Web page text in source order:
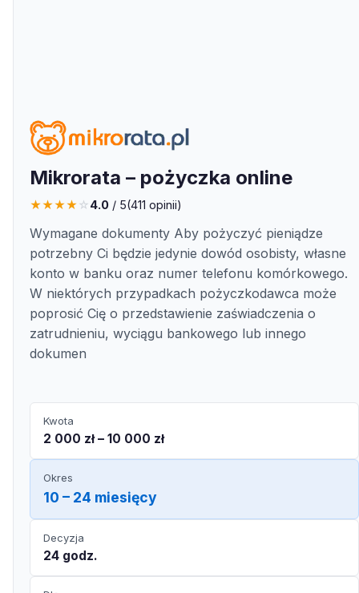
Mikrorata – pożyczka online
★★★★☆4.0 / 5(411 opinii)
Wymagane dokumenty Aby pożyczyć pieniądze
potrzebny Ci będzie jedynie dowód osobisty, własne
konto w banku oraz numer telefonu komórkowego.
W niektórych przypadkach pożyczkodawca może
poprosić Cię o przedstawienie zaświadczenia o
zatrudnieniu, wyciągu bankowego lub innego
dokumen
Kwota
2 000 zł – 10 000 zł
Okres
10 – 24 miesięcy
Decyzja
24 godz.